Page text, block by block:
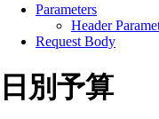
Parameters
Header
Request Body
日別予算